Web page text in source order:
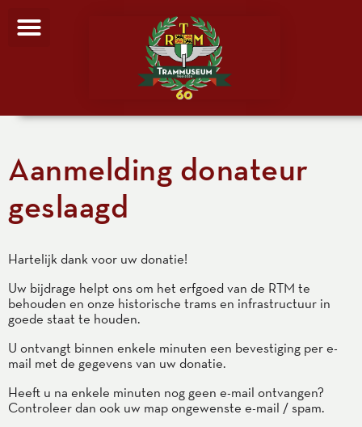
Aanmelding donateur
geslaagd
Hartelijk dank voor uw donatie!
Uw bijdrage helpt ons om het erfgoed van de RTM te
behouden en onze historische trams en infrastructuur in
goede staat te houden.
U ontvangt binnen enkele minuten een bevestiging per e-
mail met de gegevens van uw donatie.
Heeft u na enkele minuten nog geen e-mail ontvangen?
Controleer dan ook uw map ongewenste e-mail / spam.